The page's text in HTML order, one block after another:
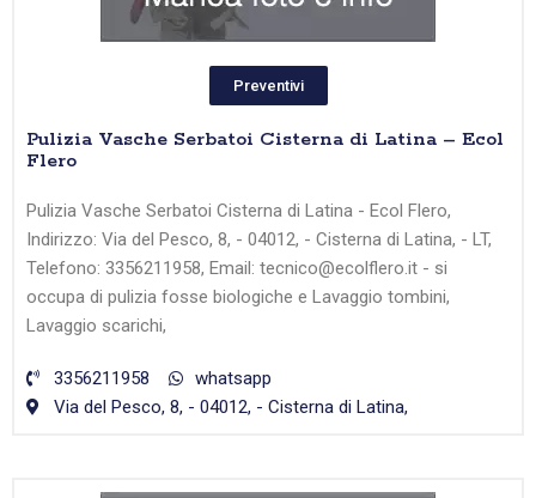
Preventivi
Pulizia Vasche Serbatoi Cisterna di Latina – Ecol
Flero
Pulizia Vasche Serbatoi Cisterna di Latina - Ecol Flero,
Indirizzo: Via del Pesco, 8, - 04012, - Cisterna di Latina, - LT,
Telefono: 3356211958, Email: tecnico@ecolflero.it - si
occupa di pulizia fosse biologiche e Lavaggio tombini,
Lavaggio scarichi,
3356211958
whatsapp
Via del Pesco, 8, - 04012, - Cisterna di Latina,